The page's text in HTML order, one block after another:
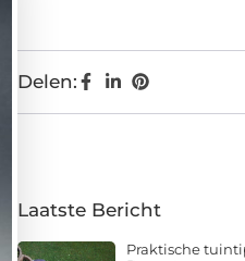
Delen:
Laatste Bericht
Praktische